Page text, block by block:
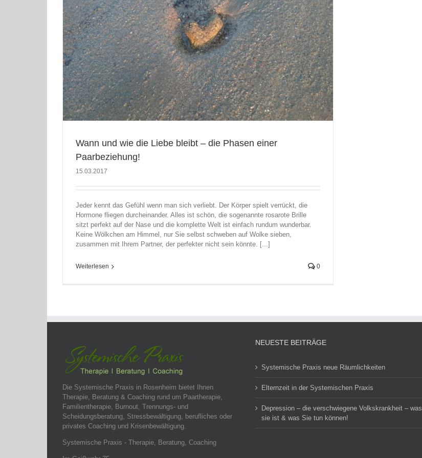
Wann und wie die Liebe bleibt – die Phasen einer
Paarbeziehung!
15.03.2017
Jeder kennt das Gefühl wenn man sich verliebt. Der Körper spielt verrückt, die
Hormone fliegen durcheinander. Alles ist schön, die sogenannte rosarote Brille
sitzt perfekt auf der Nase und die komplette Welt ist einfach rundum wunderbar.
Keine Wölkchen am Himmel, nur Sie selbst schweben auf Wolke sieben,
zusammen mit Ihrem Partner, der perfekter nicht sein könnte. [...]
Weiterlesen 0
Die Systemische Praxis in Rosenheim bietet Ihnen
Therapie, Beratung & Coaching rund um Paartherapie,
Familientherapie, Burnout, Trennungs- und
Scheidungsberatung, Stressbewältigung, berufliches oder
privates Coaching und Krisenbewältigung.
Systemische Praxis - Therapie, Beratung, Coaching
NEUESTE BEITRÄGE
Systemische Praxis neue Räumlichkeiten
Elternzeit in der Systemischen Praxis
Depression – die verschwiegene Volkskrankheit – was
sie ist & was Sie tun können!